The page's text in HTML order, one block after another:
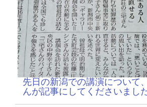
先日の新潟での講演について
んが記事にしてくださいまし